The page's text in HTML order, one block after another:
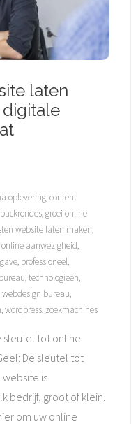
laten
digitale
oplevering,content
,groei online
website laten maken,
online aanwezigheid,
, professioneel,
,technologieën,
webdesign bureau,
,wordpress, zoekmachines
sleutel tot online
De sleutel tot
is
bedrijf, groot of klein.
om uw online